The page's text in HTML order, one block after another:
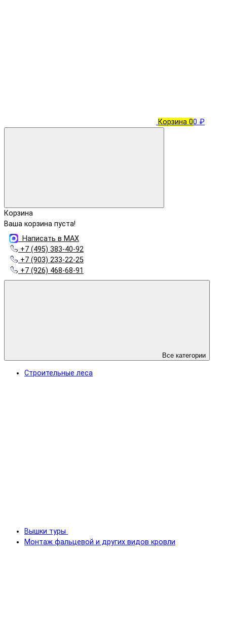
Корзина 00 ₽
Корзина
Ваша корзина пуста!
Написать в MAX
+7 (495) 383-40-92
+7 (903) 233-22-25
+7 (926) 468-68-91
Все категории
Строительные леса
Вышки туры
Монтаж фальцевой и других видов кровли